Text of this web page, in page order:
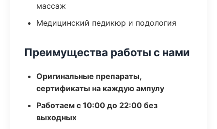
массаж
Медицинский педикюр и подология
Преимущества работы с нами
Оригинальные препараты,
сертификаты на каждую ампулу
Работаем с 10:00 до 22:00 без
выходных